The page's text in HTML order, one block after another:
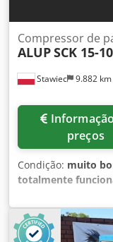
Stawiec 9.882 km
Compressor de
ALUPSCK 15-10
preços
Condição: muito
totalmente
SCK15-10 Dados
1510 m³/min;
de funcionamento:
estado de